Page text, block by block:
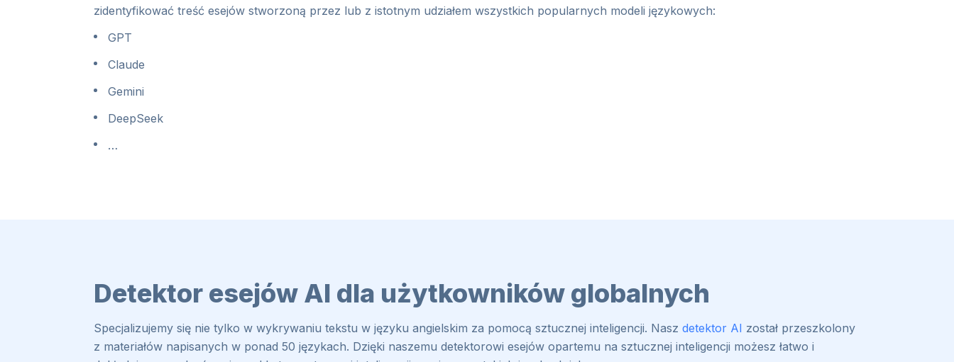
zidentyfikować treść esejów stworzoną przez lub z istotnym udziałem wszystkich popularnych modeli językowych:
GPT
Claude
Gemini
DeepSeek
…
Detektor esejów AI dla użytkowników globalnych
Specjalizujemy się nie tylko w wykrywaniu tekstu w języku angielskim za pomocą sztucznej inteligencji. Nasz detektor AI został przeszkolony
z materiałów napisanych w ponad 50 językach. Dzięki naszemu detektorowi esejów opartemu na sztucznej inteligencji możesz łatwo i